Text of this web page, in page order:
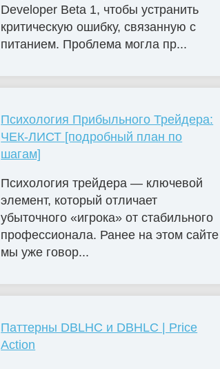
Developer Beta 1, чтобы устранить
критическую ошибку, связанную с
питанием. Проблема могла пр...
Психология Прибыльного Трейдера:
ЧЕК-ЛИСТ [подробный план по
шагам]
Психология трейдера — ключевой
элемент, который отличает
убыточного «игрока» от стабильного
профессионала. Ранее на этом сайте
мы уже говор...
Паттерны DBLHC и DBHLC | Price
Action